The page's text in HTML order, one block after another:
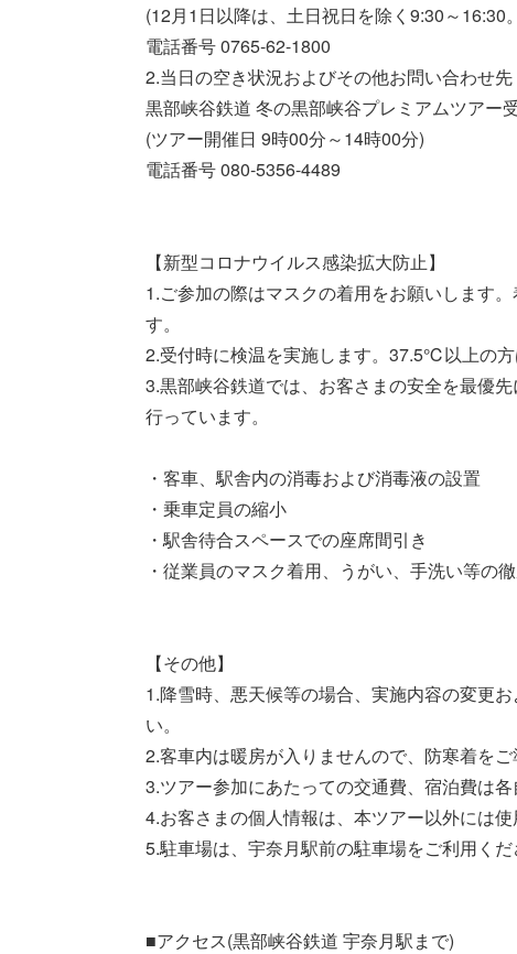
(12月1日以降は、土日祝日を除く9:30～16:30
電話番号 0765-62-1800
2.当日の空き状況およびその他お問い合わせ先
黒部峡谷鉄道 冬の黒部峡谷プレミアムツアー
(ツアー開催日 9時00分～14時00分)
電話番号 080-5356-4489
【新型コロナウイルス感染拡大防止】
1.ご参加の際はマスクの着用をお願いします
す。
2.受付時に検温を実施します。37.5℃以上の方
3.黒部峡谷鉄道では、お客さまの安全を最優
行っています。
・客車、駅舎内の消毒および消毒液の設置
・乗車定員の縮小
・駅舎待合スペースでの座席間引き
・従業員のマスク着用、うがい、手洗い等の
【その他】
1.降雪時、悪天候等の場合、実施内容の変更
い。
2.客車内は暖房が入りませんので、防寒着をご
3.ツアー参加にあたっての交通費、宿泊費は各
4.お客さまの個人情報は、本ツアー以外には使
5.駐車場は、宇奈月駅前の駐車場をご利用く
■アクセス(黒部峡谷鉄道 宇奈月駅まで)